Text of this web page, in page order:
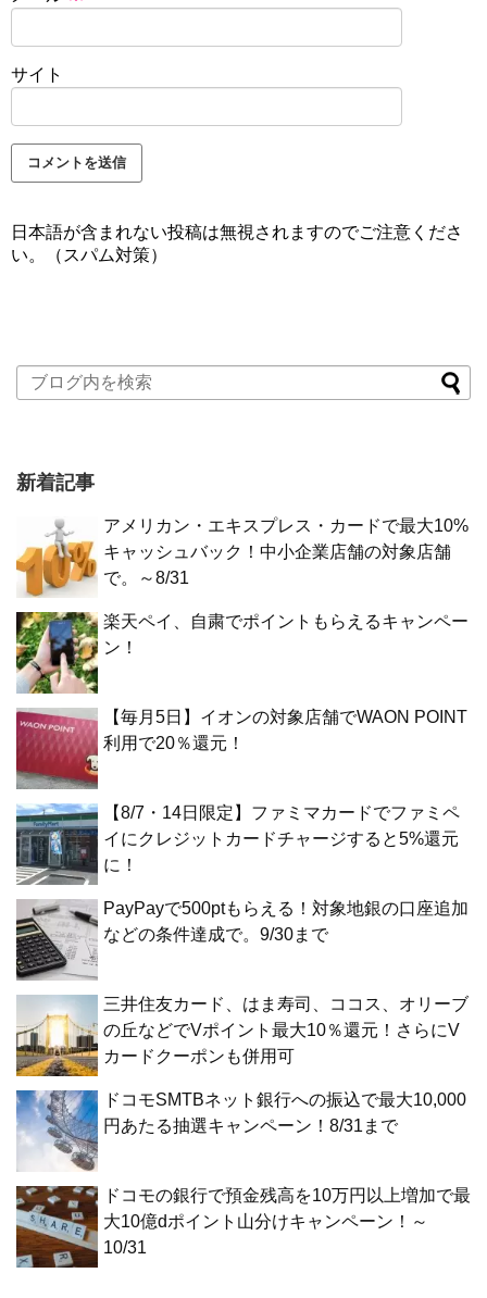
サイト
日本語が含まれない投稿は無視されますのでご注意くださ
い。（スパム対策）
新着記事
アメリカン・エキスプレス・カードで最大10%
キャッシュバック！中小企業店舗の対象店舗
で。～8/31
楽天ペイ、自粛でポイントもらえるキャンペー
ン！
【毎月5日】イオンの対象店舗でWAON POINT
利用で20％還元！
【8/7・14日限定】ファミマカードでファミペ
イにクレジットカードチャージすると5%還元
に！
PayPayで500ptもらえる！対象地銀の口座追加
などの条件達成で。9/30まで
三井住友カード、はま寿司、ココス、オリーブ
の丘などでVポイント最大10％還元！さらにV
カードクーポンも併用可
ドコモSMTBネット銀行への振込で最大10,000
円あたる抽選キャンペーン！8/31まで
ドコモの銀行で預金残高を10万円以上増加で最
大10億dポイント山分けキャンペーン！～
10/31